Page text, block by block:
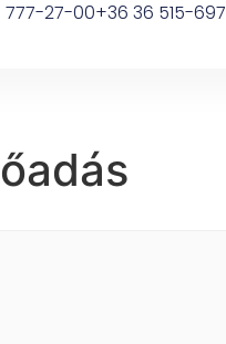
777-27-00+36 36 515-697